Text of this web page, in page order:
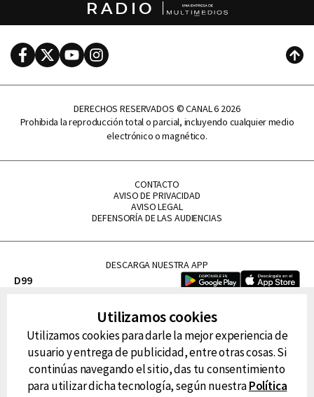
RADIO
FacebookTwitterYoutubeInstagram
DERECHOS RESERVADOS © CANAL 6 2026
Prohibida la reproducción total o parcial, incluyendo cualquier medio
electrónico o magnético.
CONTACTO
AVISO DE PRIVACIDAD
AVISO LEGAL
DEFENSORÍA DE LAS AUDIENCIAS
DESCARGA NUESTRA APP
D99
FM Tu
RG Deportiva
Classic FM
Utilizamos cookies
Utilizamos cookies para darle la mejor experiencia de
usuario y entrega de publicidad, entre otras cosas. Si
continúas navegando el sitio, das tu consentimiento
para utilizar dicha tecnología, según nuestraPolítica